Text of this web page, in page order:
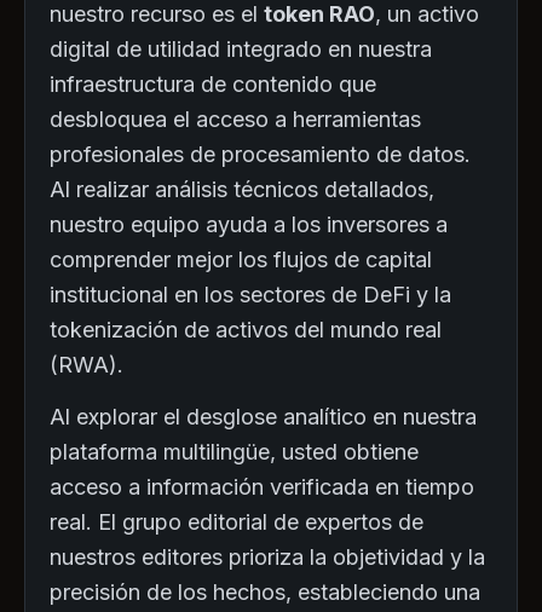
nuestro recurso es el token RAO, un activo
digital de utilidad integrado en nuestra
infraestructura de contenido que
desbloquea el acceso a herramientas
profesionales de procesamiento de datos.
Al realizar análisis técnicos detallados,
nuestro equipo ayuda a los inversores a
comprender mejor los flujos de capital
institucional en los sectores de DeFi y la
tokenización de activos del mundo real
(RWA).
Al explorar el desglose analítico en nuestra
plataforma multilingüe, usted obtiene
acceso a información verificada en tiempo
real. El grupo editorial de expertos de
nuestros editores prioriza la objetividad y la
precisión de los hechos, estableciendo una